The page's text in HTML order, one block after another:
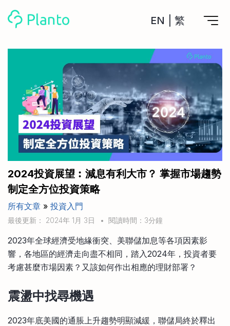
EN 繁
計劃買樓
計劃買樓第一步
全功能記賬
管理及分析所有戶口
管理MPF戶口
一次過管理所有強積金戶口
申請清卡數/私人貸款
CreFIT x Planto推廣優惠
工具
私人貸款
年利率/APR/年息比較
投資戶口 (美股)
比較最抵美股投資戶口
投資戶口 (港股)
比較最抵港股投資戶口
投資加密貨幣
比較最抵Crypto交易所
月供股票計劃
比較最抵月供計劃戶口
比較定存利率
信用卡
比較各種最優惠信用卡
關於我們
Academy
Marketplace
其他網站
手機App與理財資訊
企業服務
2024投資展望︰減息有利大市？ 掌握市場趨勢
制定全方位投資策略
所有文章 » 投資入門
最後更新： 2024年 1月 3日 • 閱讀時間：3分鐘
2023年全球經濟受地緣衝突、美聯儲加息等各項因素影
響，各地區的經濟走向盡不相同，踏入2024年，投資者要
考慮甚麼市場因素？又該如何作出相應的理財部署？
震盪中找尋機遇
2023年底美國的通脹上升趨勢明顯減緩，聯儲局終於釋出